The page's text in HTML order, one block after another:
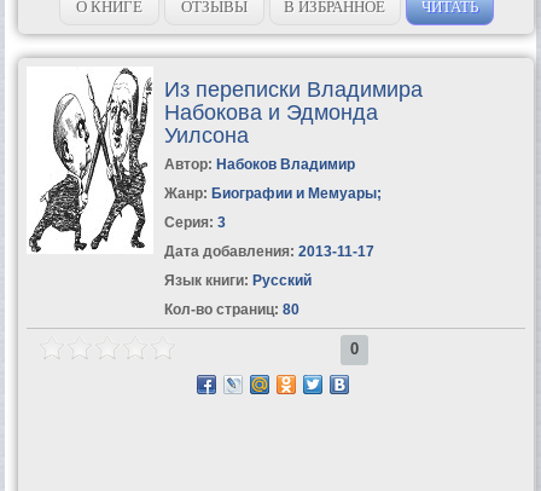
футуризма. В данном...
О КНИГЕ ОТЗЫВЫ В ИЗБРАННОЕ ЧИТАТЬ
Из переписки Владимира
Набокова и Эдмонда
Уилсона
Автор: Набоков Владимир
Жанр: Биографии и Мемуары;
Серия: 3
Дата добавления: 2013-11-17
Язык книги: Русский
Кол-во страниц: 80
0